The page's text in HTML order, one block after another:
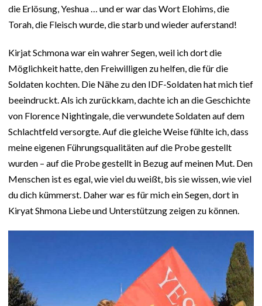
die Erlösung, Yeshua … und er war das Wort Elohims, die
Torah, die Fleisch wurde, die starb und wieder auferstand!
Kirjat Schmona war ein wahrer Segen, weil ich dort die
Möglichkeit hatte, den Freiwilligen zu helfen, die für die
Soldaten kochten. Die Nähe zu den IDF-Soldaten hat mich tief
beeindruckt. Als ich zurückkam, dachte ich an die Geschichte
von Florence Nightingale, die verwundete Soldaten auf dem
Schlachtfeld versorgte. Auf die gleiche Weise fühlte ich, dass
meine eigenen Führungsqualitäten auf die Probe gestellt
wurden – auf die Probe gestellt in Bezug auf meinen Mut. Den
Menschen ist es egal, wie viel du weißt, bis sie wissen, wie viel
du dich kümmerst. Daher war es für mich ein Segen, dort in
Kiryat Shmona Liebe und Unterstützung zeigen zu können.